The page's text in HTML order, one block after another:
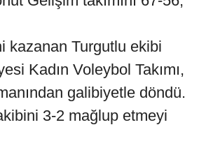
kazanan Turgutlu ekibi
Kadın Voleybol Takımı,
galibiyetle döndü.
3-2 mağlup etmeyi